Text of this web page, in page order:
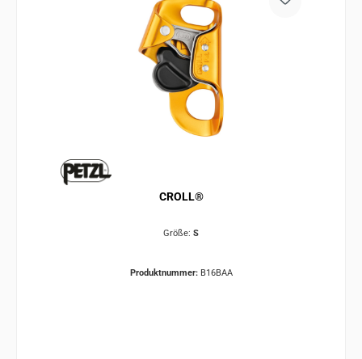
CROLL®
Größe: S
Produktnummer: B16BAA